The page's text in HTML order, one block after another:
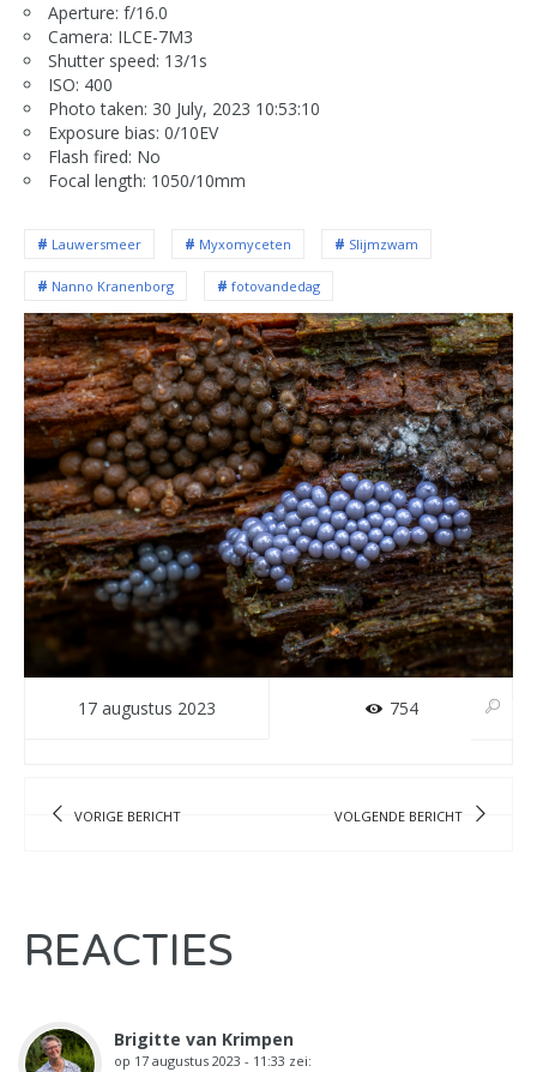
Aperture: f/16.0
Camera: ILCE-7M3
Shutter speed: 13/1s
ISO: 400
Photo taken: 30 July, 2023 10:53:10
Exposure bias: 0/10EV
Flash fired: No
Focal length: 1050/10mm
Lauwersmeer Myxomyceten Slijmzwam
Nanno Kranenborg fotovandedag
17 augustus 2023 754
VORIGE BERICHT VOLGENDE BERICHT
REACTIES
Brigitte van Krimpen
op 17 augustus 2023 - 11:33 zei: